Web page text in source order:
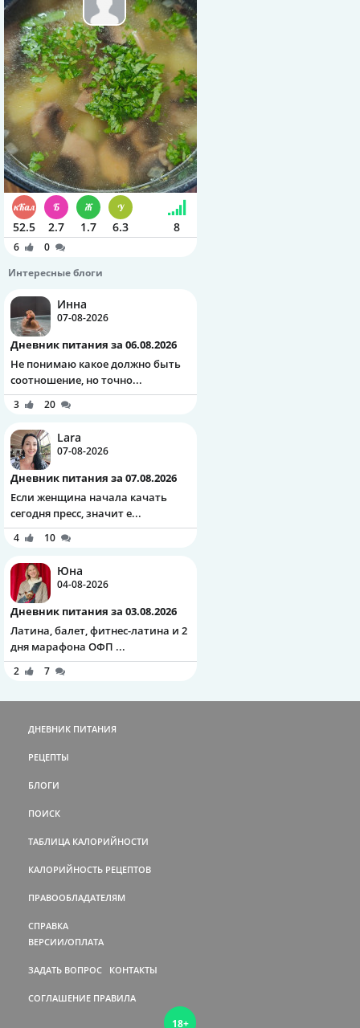
52.5 2.7 1.7 6.3 8
6
0
Интересные блоги
Инна
07-08-2026
Дневник питания за 06.08.2026
Не понимаю какое должно быть
соотношение, но точно...
3 20
Lara
07-08-2026
Дневник питания за 07.08.2026
Если женщина начала качать
сегодня пресс, значит е...
4 10
Юна
04-08-2026
Дневник питания за 03.08.2026
Латина, балет, фитнес-латина и 2
дня марафона ОФП ...
2 7
ДНЕВНИК ПИТАНИЯ
РЕЦЕПТЫ
БЛОГИ
ПОИСК
ТАБЛИЦА КАЛОРИЙНОСТИ
КАЛОРИЙНОСТЬ РЕЦЕПТОВ
ПРАВООБЛАДАТЕЛЯМ
СПРАВКА
ВЕРСИИ/ОПЛАТА
ЗАДАТЬ ВОПРОС КОНТАКТЫ
СОГЛАШЕНИЕ ПРАВИЛА
18+